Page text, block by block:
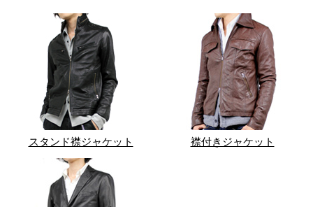
スタンド襟ジャケット 襟付きジャケット